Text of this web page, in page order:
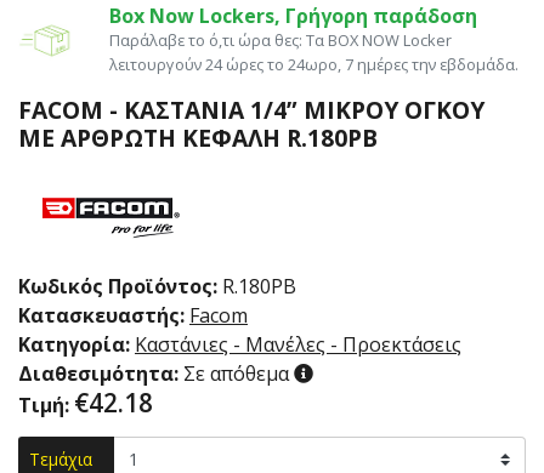
Box Now Lockers, Γρήγορη παράδοση
Παράλαβε το ό,τι ώρα θες: Tα ΒΟΧ ΝΟW Locker
λειτουργούν 24 ώρες το 24ωρο, 7 ημέρες την εβδομάδα.
FACOM - ΚΑΣΤΆΝΙΑ 1/4” ΜΙΚΡΟΎ ΌΓΚΟΥ
ΜΕ ΑΡΘΡΩΤΉ ΚΕΦΑΛΉ R.180PB
Κωδικός Προϊόντος: R.180PB
Κατασκευαστής: Facom
Κατηγορία: Καστάνιες - Μανέλες - Προεκτάσεις
Διαθεσιμότητα: Σε απόθεμα
Τιμή: €42.18
Τεμάχια